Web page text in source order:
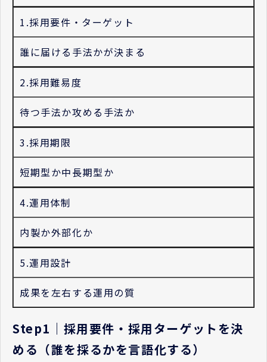
1.採用要件・ターゲット
誰に届ける手法かが決まる
2.採用難易度
待つ手法か攻める手法か
3.採用期限
短期型か中長期型か
4.運用体制
内製か外部化か
5.運用設計
成果を左右する運用の質
Step1｜採用要件・採用ターゲットを決
める（誰を採るかを言語化する）